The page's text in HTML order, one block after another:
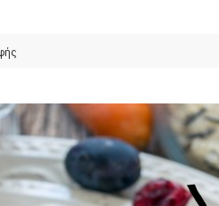
30, 2026
βοτανολόγους (είναι
τα φυτά), το φρούτο
του φυτού που
από.